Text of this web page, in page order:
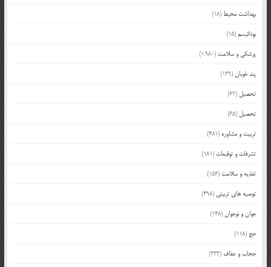
بهداشت محیط (18)
بودائیسم(15)
پزشکی و سلامت (1,980)
پند خوبان(129)
تحصیل (62)
تحصیل (65)
تربیت و مشاوره (481)
تشرفات و توقیعات (181)
تغذیه و سلامت (156)
توصیه های تربیتی (498)
جوان و نوجوان(148)
حج (118)
حجاب و عفاف (333)